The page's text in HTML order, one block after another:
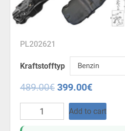
PL202621
Kraftstofftyp
489.00€ 399.00€
Tanque
combustible
Add to cart